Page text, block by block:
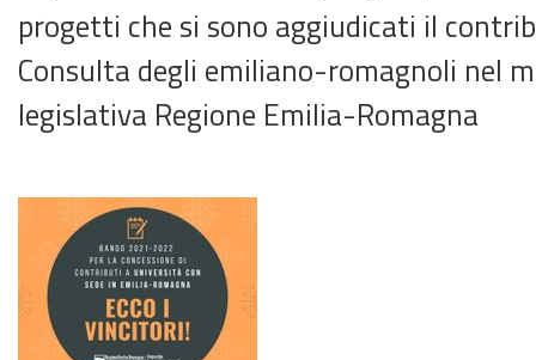
progetti che si sono aggiudicati il
Consulta degli emiliano-romagnoli nel
legislativa Regione Emilia-Romagna